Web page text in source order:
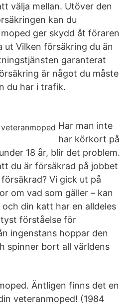
välja mellan. Utöver den
kan du
ger skydd åt föraren
ut Vilken försäkring du än
garanterat
är något du måste
du har i trafik.
Har man inte
har körkort på
18 år, blir det problem.
du är försäkrad på jobbet
Vi gick ut på
om vad som gäller – kan
och din katt har en alldeles
förståelse för
ingenstans hoppar den
spinner bort all världens
Äntligen finns det en
veteranmoped! (1984